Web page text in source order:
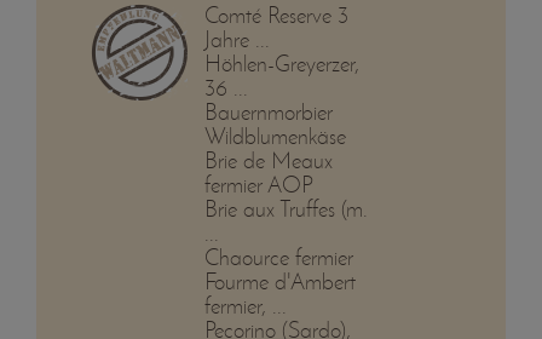
Comté Reserve 3
Jahre ...
Höhlen-Greyerzer,
36 ...
Bauernmorbier
Wildblumenkäse
Brie de Meaux
fermier AOP
Brie aux Truffes (m.
...
Chaource fermier
Fourme d'Ambert
fermier, ...
Pecorino (Sardo),